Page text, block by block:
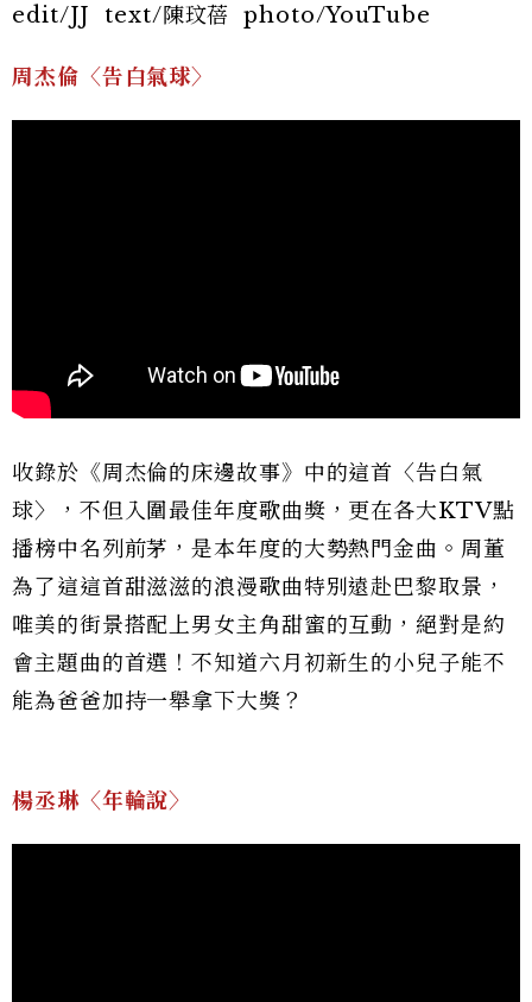
edit/JJ text/陳玟蓓 photo/YouTube
周杰倫〈告白氣球〉
收錄於《周杰倫的床邊故事》中的這首〈告白氣
球〉，不但入圍最佳年度歌曲獎，更在各大KTV點
播榜中名列前茅，是本年度的大勢熱門金曲。周董
為了這這首甜滋滋的浪漫歌曲特別遠赴巴黎取景，
唯美的街景搭配上男女主角甜蜜的互動，絕對是約
會主題曲的首選！不知道六月初新生的小兒子能不
能為爸爸加持一舉拿下大獎？
楊丞琳〈年輪說〉